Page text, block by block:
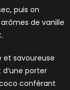
puis on
de vanille
et savoureuse
porter
conférant